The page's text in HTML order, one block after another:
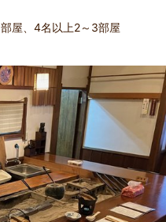
屋、4名以上2～3部屋